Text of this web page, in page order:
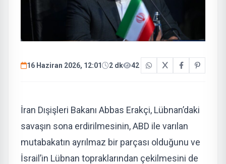
16 Haziran 2026, 12:01 2 dk 42
İran Dışişleri Bakanı Abbas Erakçi, Lübnan’daki
savaşın sona erdirilmesinin, ABD ile varılan
mutabakatın ayrılmaz bir parçası olduğunu ve
İsrail’in Lübnan topraklarından çekilmesini de